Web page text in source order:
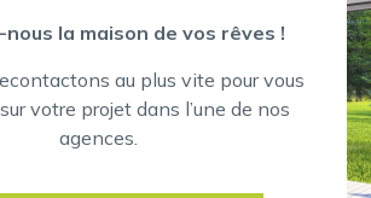
nous la maison de vos rêves !
au plus vite pour vous
votre projet dans l’une de nos
agences.